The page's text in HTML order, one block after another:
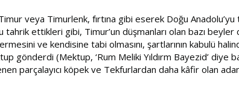
veya Timurlenk, fırtına gibi eserek Doğu
ettikleri gibi, Timur’un düşmanları olan bazı beyler de
ve kendisine tabi olmasını, şartlarının kabulü
gönderdi (Mektup, ‘Rum Meliki Yıldırm Bayezid’ diye
parçalayıcı köpek ve Tekfurlardan daha kâfir olan